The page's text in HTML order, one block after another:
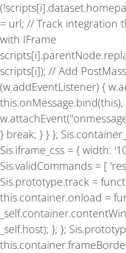
= url; // Track integration
with IFrame
scripts[i]); // Add
(w.addEventListener) {
this.onMessage.bind(this),
} break; } } };
Sis.iframe_css = { width:
Sis.validCommands = [
Sis.prototype.track =
this.container.onload =
_self.host); }; };